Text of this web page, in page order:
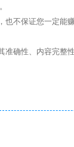
也不保证您一定能
准确性、内容完整